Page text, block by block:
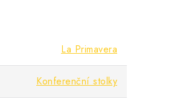
La Primavera
Konferenční stolky